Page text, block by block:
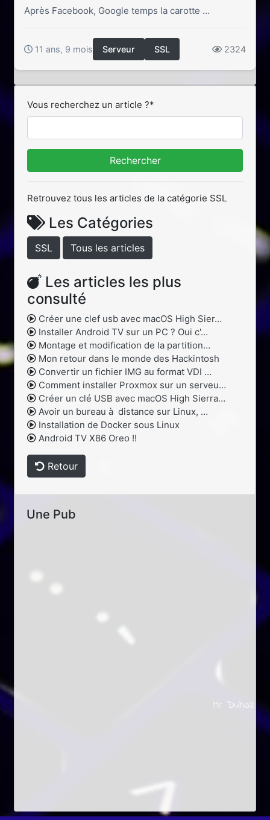
Après Facebook, Google temps la carotte …
11 ans, 9 mois Serveur SSL 2324
Vous recherchez un article ?*
Retrouvez tous les articles de la catégorie SSL
Les Catégories
SSL Tous les articles
Les articles les plus
consulté
Créer une clef usb avec macOS High Sier…
Installer Android TV sur un PC ? Oui c'…
Montage et modification de la partition…
Mon retour dans le monde des Hackintosh
Convertir un fichier IMG au format VDI …
Comment installer Proxmox sur un serveu…
Créer un clé USB avec macOS High Sierra…
Avoir un bureau à distance sur Linux, …
Installation de Docker sous Linux
Android TV X86 Oreo !!
Retour
Une Pub